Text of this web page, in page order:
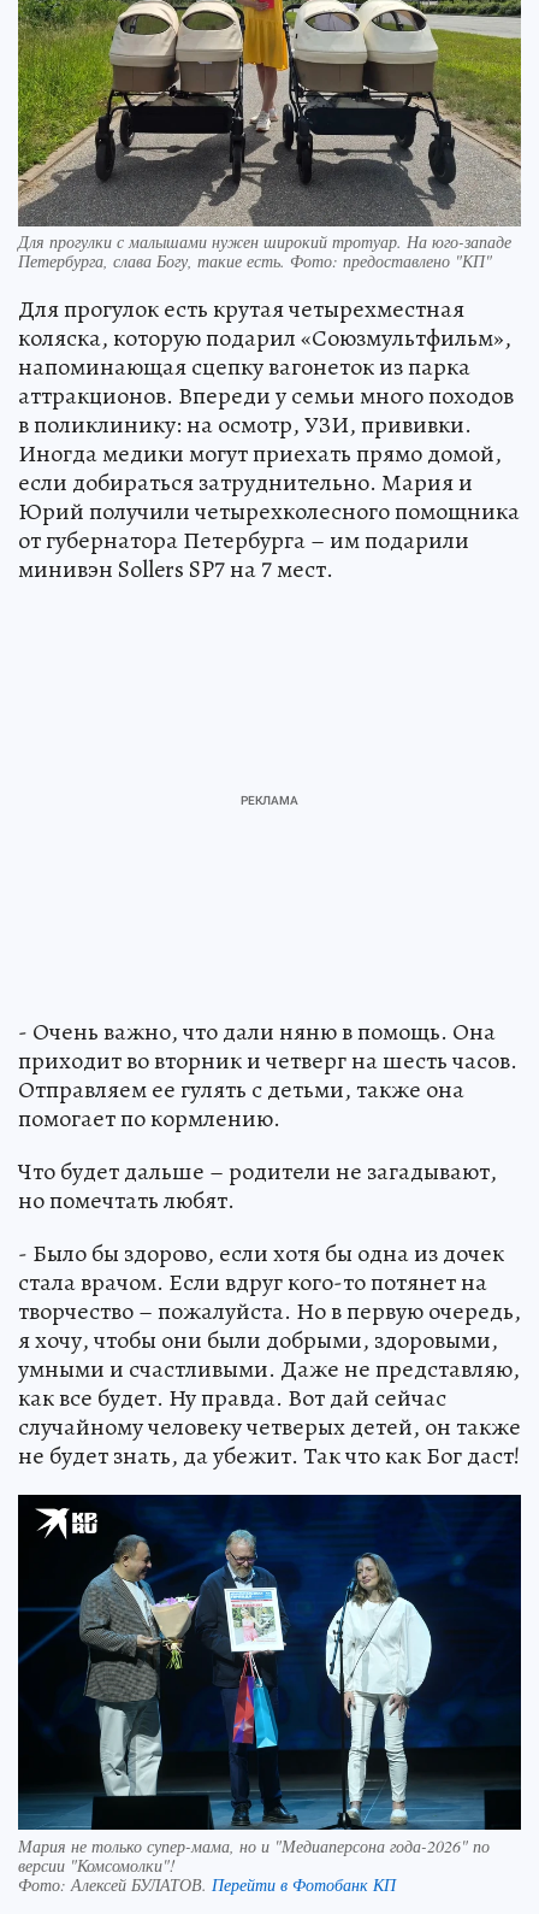
Для прогулки с малышами нужен широкий тротуар. На юго-западе
Петербурга, слава Богу, такие есть. Фото: предоставлено "КП"
Для прогулок есть крутая четырехместная
коляска, которую подарил «Союзмультфильм»,
напоминающая сцепку вагонеток из парка
аттракционов. Впереди у семьи много походов
в поликлинику: на осмотр, УЗИ, прививки.
Иногда медики могут приехать прямо домой,
если добираться затруднительно. Мария и
Юрий получили четырехколесного помощника
от губернатора Петербурга – им подарили
минивэн Sollers SP7 на 7 мест.
- Очень важно, что дали няню в помощь. Она
приходит во вторник и четверг на шесть часов.
Отправляем ее гулять с детьми, также она
помогает по кормлению.
Что будет дальше – родители не загадывают,
но помечтать любят.
- Было бы здорово, если хотя бы одна из дочек
стала врачом. Если вдруг кого-то потянет на
творчество – пожалуйста. Но в первую очередь,
я хочу, чтобы они были добрыми, здоровыми,
умными и счастливыми. Даже не представляю,
как все будет. Ну правда. Вот дай сейчас
случайному человеку четверых детей, он также
не будет знать, да убежит. Так что как Бог даст!
Мария не только супер-мама, но и "Медиаперсона года-2026" по
версии "Комсомолки"!
Фото: Алексей БУЛАТОВ. Перейти в Фотобанк КП